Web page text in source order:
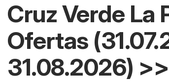
Cruz Verde La
Ofertas
31.08.2026)